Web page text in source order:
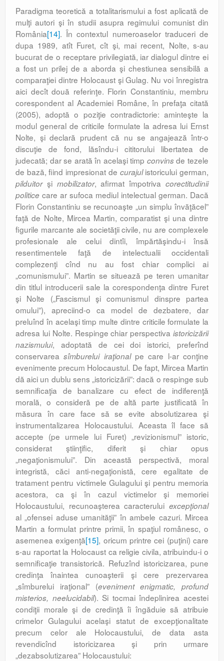
Paradigma teoretică a totalitarismului a fost aplicată de
mulţi autori şi în studii asupra regimului comunist din
România[14]. În contextul numeroaselor traduceri de
dupa 1989, atît Furet, cît şi, mai recent, Nolte, s-au
bucurat de o receptare privilegiată, iar dialogul dintre ei
a fost un prilej de a aborda şi chestiunea sensibilă a
comparaţiei dintre Holocaust şi Gulag. Nu voi înregistra
aici decît două referinţe. Florin Constantiniu, membru
corespondent al Academiei Române, în prefaţa citată
(2005), adoptă o poziţie contradictorie: aminteşte la
modul general de criticile formulate la adresa lui Ernst
Nolte, şi declară prudent că nu se angajează într-o
discuţie de fond, lăsîndu-i cititorului libertatea de
judecată; dar se arată în acelaşi timp convins de tezele
de bază, fiind impresionat de curajulistoricului german,
pilduitorşi mobilizator, afirmat împotrivacorectitudinii
politice care ar sufoca mediul intelectual german. Dacă
Florin Constantiniu se recunoaşte „un simplu învăţăcel”
faţă de Nolte, Mircea Martin, comparatist şi una dintre
figurile marcante ale societăţii civile, nu are complexele
profesionale ale celui dintîi, împărtăşindu-i însă
resentimentele faţă de intelectualii occidentali
complezenţi cînd nu au fost chiar complici ai
„comunismului”. Martin se situează pe teren umanitar
din titlul introducerii sale la corespondenţa dintre Furet
şi Nolte („Fascismul şi comunismul dinspre partea
omului”), apreciind-o ca model de dezbatere, dar
preluînd în acelaşi timp multe dintre criticile formulate la
adresa lui Nolte. Respinge chiar perspectiva istoricizării
nazismului, adoptată de cei doi istorici, preferînd
conservareasîmburelui iraţionalpe care l-ar conţine
evenimente precum Holocaustul. De fapt, Mircea Martin
dă aici un dublu sens „istoricizării”: dacă o respinge sub
semnificaţia de banalizare cu efect de indiferenţă
morală, o consideră pe de altă parte justificată în
măsura în care face să se evite absolutizarea şi
instrumentalizarea Holocaustului. Aceasta îl face să
accepte (pe urmele lui Furet) „revizionismul” istoric,
considerat ştiinţific, diferit şi chiar opus
„negaţionismului”. Din această perspectivă, moral
integristă, căci anti-negaţionistă, cere egalitate de
tratament pentru victimele Gulagului şi pentru memoria
acestora, ca şi în cazul victimelor şi memoriei
Holocaustului, recunoaşterea caracterului excepţional
al „ofensei aduse umanităţii” în ambele cazuri. Mircea
Martin a formulat printre primii, în spaţiul românesc, o
asemenea exigenţă[15], oricum printre cei (puţini) care
s-au raportat la Holocaust ca religie civila, atribuindu-i o
semnificaţie transistorică. Refuzînd istoricizarea, pune
credinţa înaintea cunoaşterii şi cere prezervarea
„sîmburelui iraţional” (eveniment enigmatic, profund
misterios, neelucidabil). Si tocmai îndeplinirea acestei
condiţii morale şi de credinţă îi îngăduie să atribuie
crimelor Gulagului acelaşi statut de excepţionalitate
precum celor ale Holocaustului, de data asta
revendicînd istoricizarea şi prin urmare
„dezabsolutizarea” Holocaustului: